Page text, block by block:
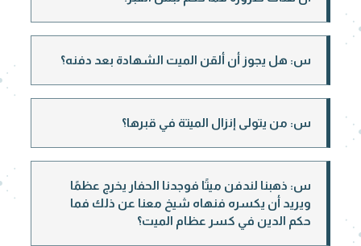
س: هل يجوز أن ألقن الميت الشهادة بعد دفنه؟
س: من يتولى إنزال الميتة في قبرها؟
س: ذهبنا لندفن ميتًا فوجدنا الحفار يخرج عظمًا
ويريد أن يكسره فنهاه شيخ معنا عن ذلك فما
حكم الدين في كسر عظام الميت؟